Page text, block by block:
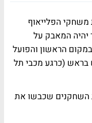
הפלייאוף
יהיה המאבק על
הראשון והפועל
(כרגע מכבי תל
השחקנים שכבשו את